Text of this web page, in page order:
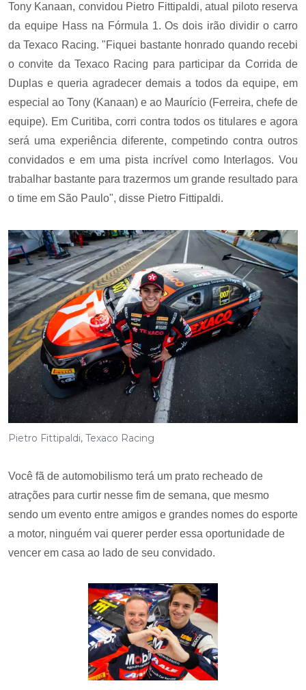
Tony Kanaan, convidou Pietro Fittipaldi, atual piloto reserva
da equipe Hass na Fórmula 1. Os dois irão dividir o carro
da Texaco Racing. "Fiquei bastante honrado quando recebi
o convite da Texaco Racing para participar da Corrida de
Duplas e queria agradecer demais a todos da equipe, em
especial ao Tony (Kanaan) e ao Maurício (Ferreira, chefe de
equipe). Em Curitiba, corri contra todos os titulares e agora
será uma experiência diferente, competindo contra outros
convidados e em uma pista incrível como Interlagos. Vou
trabalhar bastante para trazermos um grande resultado para
o time em São Paulo", disse Pietro Fittipaldi.
Pietro Fittipaldi, Texaco Racing
Você fã de automobilismo terá um prato recheado de
atrações para curtir nesse fim de semana, que mesmo
sendo um evento entre amigos e grandes nomes do esporte
a motor, ninguém vai querer perder essa oportunidade de
vencer em casa ao lado de seu convidado.